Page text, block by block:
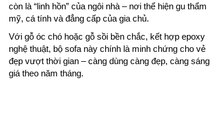
còn là “linh hồn” của ngôi nhà – nơi thể hiện gu thẩm
mỹ, cá tính và đẳng cấp của gia chủ.
Với gỗ óc chó hoặc gỗ sồi bền chắc, kết hợp epoxy
nghệ thuật, bộ sofa này chính là minh chứng cho vẻ
đẹp vượt thời gian – càng dùng càng đẹp, càng sáng
giá theo năm tháng.